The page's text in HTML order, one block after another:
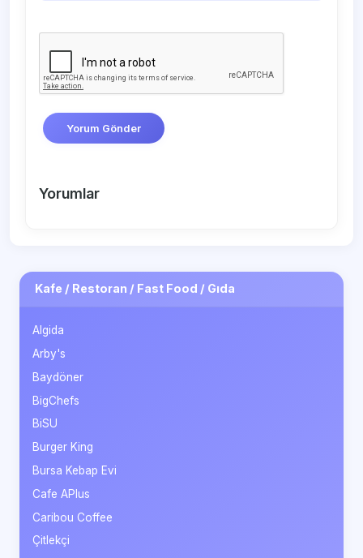
Yorum Gönder
Yorumlar
Kafe / Restoran / Fast Food / Gıda
Algida
Arby's
Baydöner
BigChefs
BiSU
Burger King
Bursa Kebap Evi
Cafe APlus
Caribou Coffee
Çitlekçi